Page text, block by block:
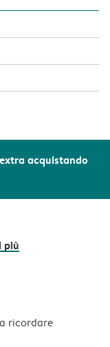
acquistando
più
ricordare